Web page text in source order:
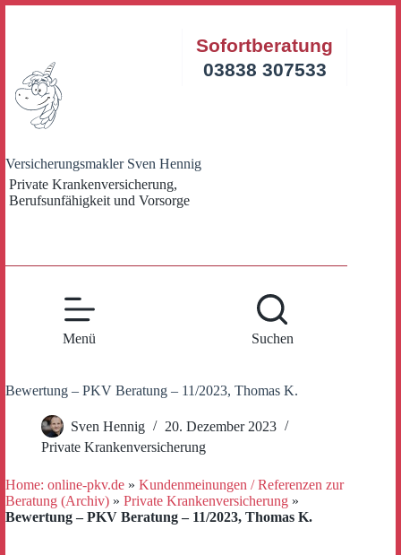
Versicherungsmakler Sven Hennig
Private Krankenversicherung,
Berufsunfähigkeit und Vorsorge
Sofortberatung
03838 307533
Menü Suchen
Bewertung – PKV Beratung – 11/2023, Thomas K.
Sven Hennig
20. Dezember 2023
Private Krankenversicherung
Home: online-pkv.de » Kundenmeinungen / Referenzen zur
Beratung (Archiv) » Private Krankenversicherung »
Bewertung – PKV Beratung – 11/2023, Thomas K.